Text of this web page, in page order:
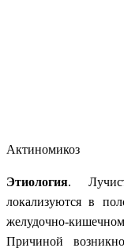
Актиномикоз
Этиология.
локализуются в
желудочно-кишечном
Причиной